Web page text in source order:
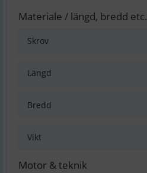
Materiale / längd, bredd etc.
Skrov
Längd
Bredd
Vikt
Motor & teknik